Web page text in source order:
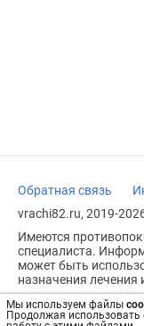
Мы используем файлы
Продолжая использовать
Обратная связь
vrachi82.ru, 2019-
Имеются
специалиста.
может быть
назначения лечения
Возрастное